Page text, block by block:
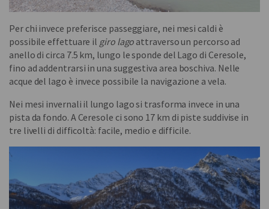
Per chi invece preferisce passeggiare, nei mesi caldi è
possibile effettuare il giro lago attraverso un percorso ad
anello di circa 7.5 km, lungo le sponde del Lago di Ceresole,
fino ad addentrarsi in una suggestiva area boschiva. Nelle
acque del lago è invece possibile la navigazione a vela.
Nei mesi invernali il lungo lago si trasforma invece in una
pista da fondo. A Ceresole ci sono 17 km di piste suddivise in
tre livelli di difficoltà: facile, medio e difficile.